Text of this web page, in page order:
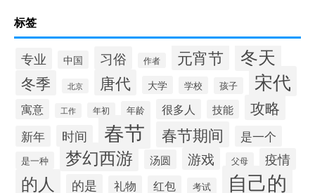
标签
专业 中国 习俗 作者 元宵节 冬天
冬季 北京 唐代 大学 学校 孩子 宋代
寓意 工作 年初 年龄 很多人 技能 攻略
新年 时间 春节 春节期间 是一个
是一种 梦幻西游 汤圆 游戏 父母 疫情
的人 的是 礼物 红包 考试 自己的